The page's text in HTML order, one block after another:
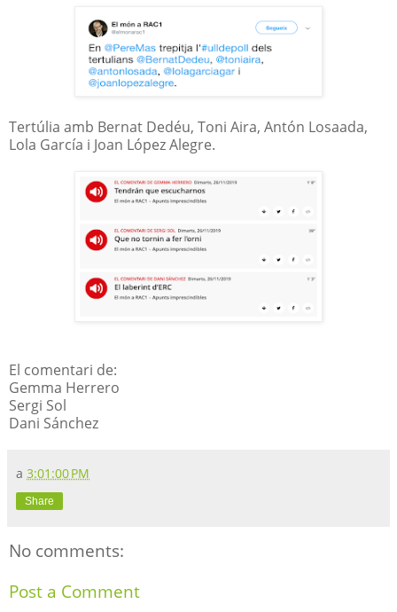
Tertúlia amb Bernat Dedéu, Toni Aira, Antón Losaada,
Lola García i Joan López Alegre.
El comentari de:
Gemma Herrero
Sergi Sol
Dani Sánchez
a 3:01:00 PM
Share
No comments:
Post a Comment